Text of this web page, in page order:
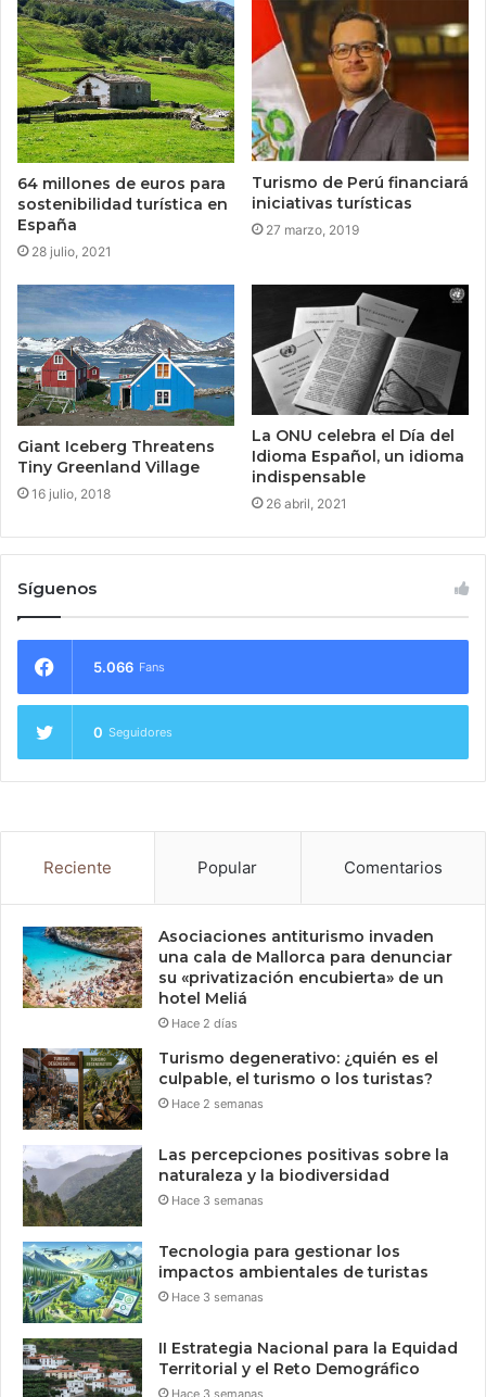
64 millones de euros para
sostenibilidad turística en
España
28 julio, 2021
Turismo de Perú financiará
iniciativas turísticas
27 marzo, 2019
Giant Iceberg Threatens
Tiny Greenland Village
16 julio, 2018
La ONU celebra el Día del
Idioma Español, un idioma
indispensable
26 abril, 2021
Síguenos
5.066 Fans
0 Seguidores
Reciente Popular Comentarios
Asociaciones antiturismo invaden
una cala de Mallorca para denunciar
su «privatización encubierta» de un
hotel Meliá
Hace 2 días
Turismo degenerativo: ¿quién es el
culpable, el turismo o los turistas?
Hace 2 semanas
Las percepciones positivas sobre la
naturaleza y la biodiversidad
Hace 3 semanas
Tecnologia para gestionar los
impactos ambientales de turistas
Hace 3 semanas
II Estrategia Nacional para la Equidad
Territorial y el Reto Demográfico